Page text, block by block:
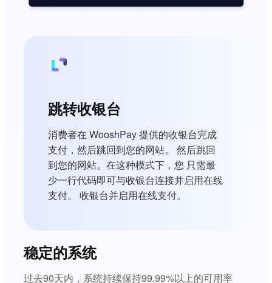
跳转收银台
消费者在 WooshPay 提供的收银台完成
支付，然后跳回到您的网站。 然后跳回
到您的网站。在这种模式下，您 只需最
少一行代码即可与收银台连接并启用在线
支付。 收银台并启用在线支付。
稳定的系统
过去90天内，系统持续保持99.99%以上的可用率